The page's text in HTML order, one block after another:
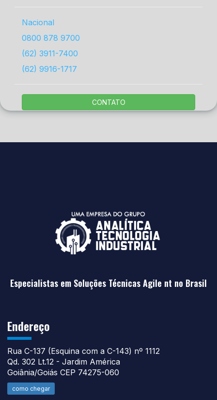
Nacional
0800 878 9700
(62) 3911-7400
(62) 9916-1717
CONTATO
Especialistas em Soluções Técnicas Agile nt no Brasil
Endereço
Rua C-137 (Esquina com a C-143) nº 1112
Qd. 302 Lt.12 - Jardim América
Goiânia/Goiás CEP 74275-060
como chegar